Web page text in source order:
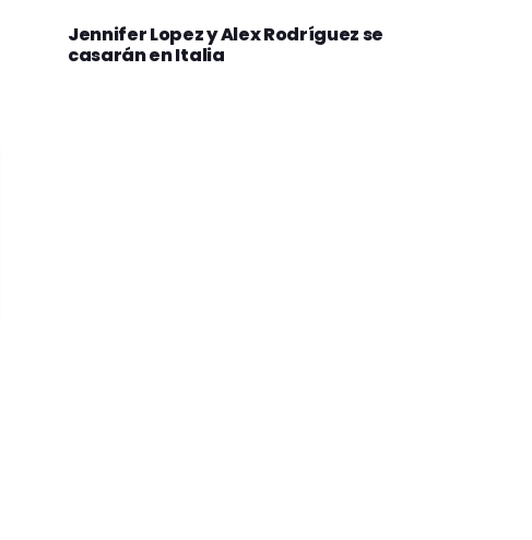
Jennifer Lopez y Alex Rodríguez se
casarán en Italia